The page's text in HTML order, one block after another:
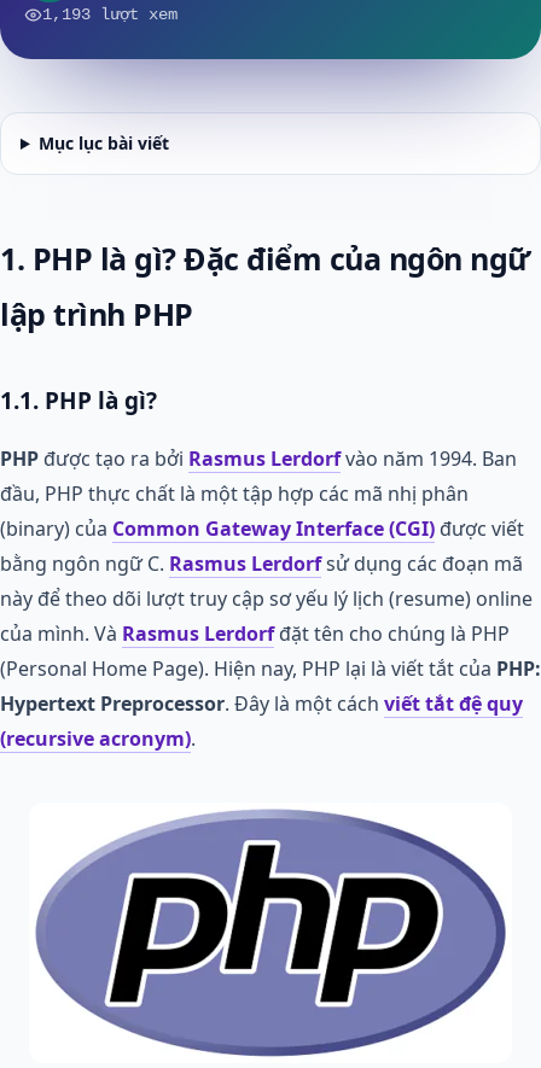
1,193 lượt xem
Mục lục bài viết
1. PHP là gì? Đặc điểm của ngôn ngữ
lập trình PHP
1.1. PHP là gì?
PHP được tạo ra bởi Rasmus Lerdorfvào năm 1994. Ban
đầu, PHP thực chất là một tập hợp các mã nhị phân
(binary) của Common Gateway Interface (CGI) được viết
bằng ngôn ngữ C. Rasmus Lerdorfsử dụng các đoạn mã
này để theo dõi lượt truy cập sơ yếu lý lịch (resume) online
của mình. Và Rasmus Lerdorfđặt tên cho chúng là PHP
(Personal Home Page). Hiện nay, PHP lại là viết tắt của PHP:
Hypertext Preprocessor. Đây là một cách viết tắt đệ quy
(recursive acronym).